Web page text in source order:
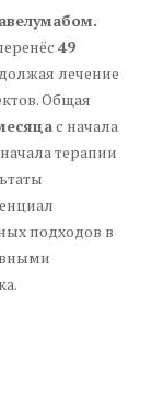
49
лечение
Общая
с начала
терапии
подходов в